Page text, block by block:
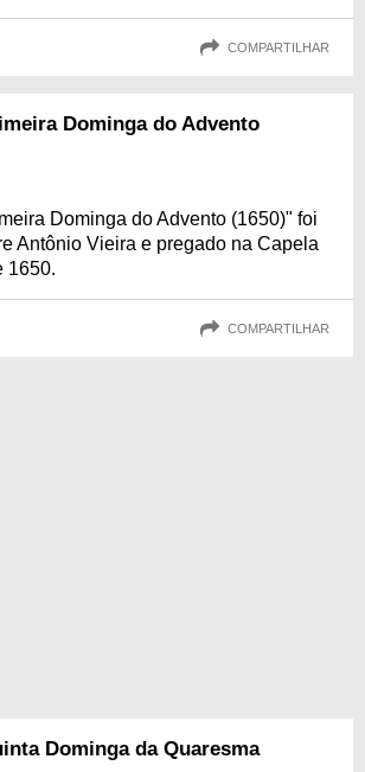
COMPARTILHAR
Dominga do Advento
Dominga do Advento (1650)" foi
Antônio Vieira e pregado na Capela
1650.
COMPARTILHAR
Dominga da Quaresma